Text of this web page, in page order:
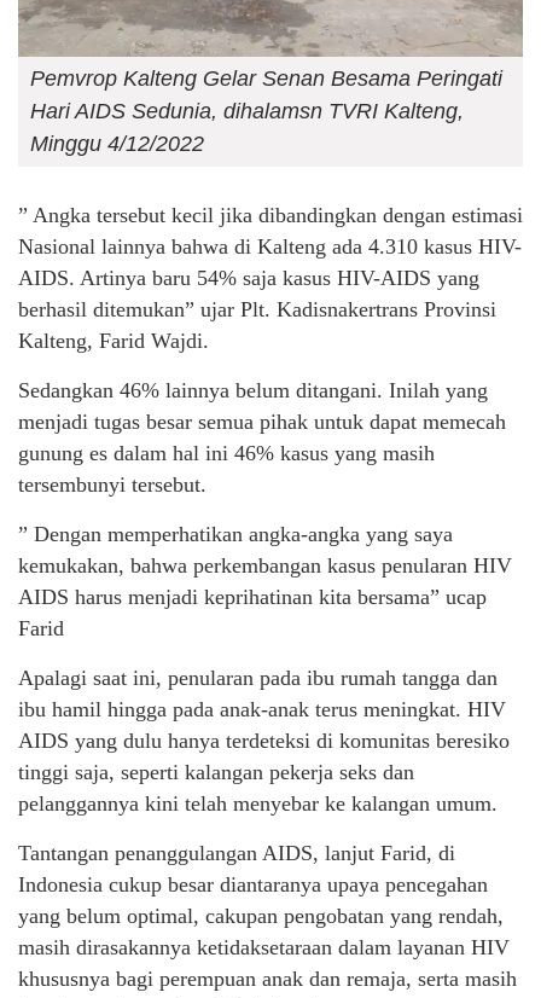
Pemvrop Kalteng Gelar Senan Besama Peringati
Hari AIDS Sedunia, dihalamsn TVRI Kalteng,
Minggu 4/12/2022
” Angka tersebut kecil jika dibandingkan dengan estimasi
Nasional lainnya bahwa di Kalteng ada 4.310 kasus HIV-
AIDS. Artinya baru 54% saja kasus HIV-AIDS yang
berhasil ditemukan” ujar Plt. Kadisnakertrans Provinsi
Kalteng, Farid Wajdi.
Sedangkan 46% lainnya belum ditangani. Inilah yang
menjadi tugas besar semua pihak untuk dapat memecah
gunung es dalam hal ini 46% kasus yang masih
tersembunyi tersebut.
” Dengan memperhatikan angka-angka yang saya
kemukakan, bahwa perkembangan kasus penularan HIV
AIDS harus menjadi keprihatinan kita bersama” ucap
Farid
Apalagi saat ini, penularan pada ibu rumah tangga dan
ibu hamil hingga pada anak-anak terus meningkat. HIV
AIDS yang dulu hanya terdeteksi di komunitas beresiko
tinggi saja, seperti kalangan pekerja seks dan
pelanggannya kini telah menyebar ke kalangan umum.
Tantangan penanggulangan AIDS, lanjut Farid, di
Indonesia cukup besar diantaranya upaya pencegahan
yang belum optimal, cakupan pengobatan yang rendah,
masih dirasakannya ketidaksetaraan dalam layanan HIV
khususnya bagi perempuan anak dan remaja, serta masih